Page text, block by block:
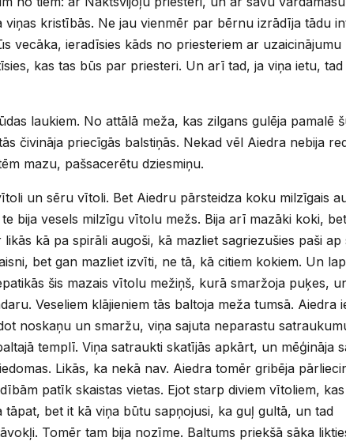
kristībās. Ne jau vienmēr par bērnu izrādīja tādu
vecāka, ieradīsies kāds no priesteriem ar uzaicinājumu
kas tas būs par priesteri. Un arī tad, ja viņa ietu,
laukiem. No attālā meža, kas zilgans gulēja pamalē
čivināja priecīgās balstiņās. Nekad vēl Aiedra nebija
mazu, pašsacerētu dziesmiņu.
un sēru vītoli. Bet Aiedru pārsteidza koku milzīgais
bija vesels milzīgu vītolu mežs. Bija arī mazāki koki,
kā pa spirāli augoši, kā mazliet sagriezušies paši ap
bet gan mazliet izvīti, ne tā, kā citiem kokiem. Un
šis mazais vītolu mežiņš, kurā smaržoja puķes,
Veseliem klājieniem tās baltoja meža tumsā. Aiedra
noskaņu un smaržu, viņa sajuta neparastu
templī. Viņa satraukti skatījās apkārt, un mēģināja
Likās, ka nekā nav. Aiedra tomēr gribēja
patīk skaistas vietas. Ejot starp diviem vītoliem,
bet it kā viņa būtu sapņojusi, ka guļ gultā, un tad
Tomēr tam bija nozīme. Baltums priekšā sāka